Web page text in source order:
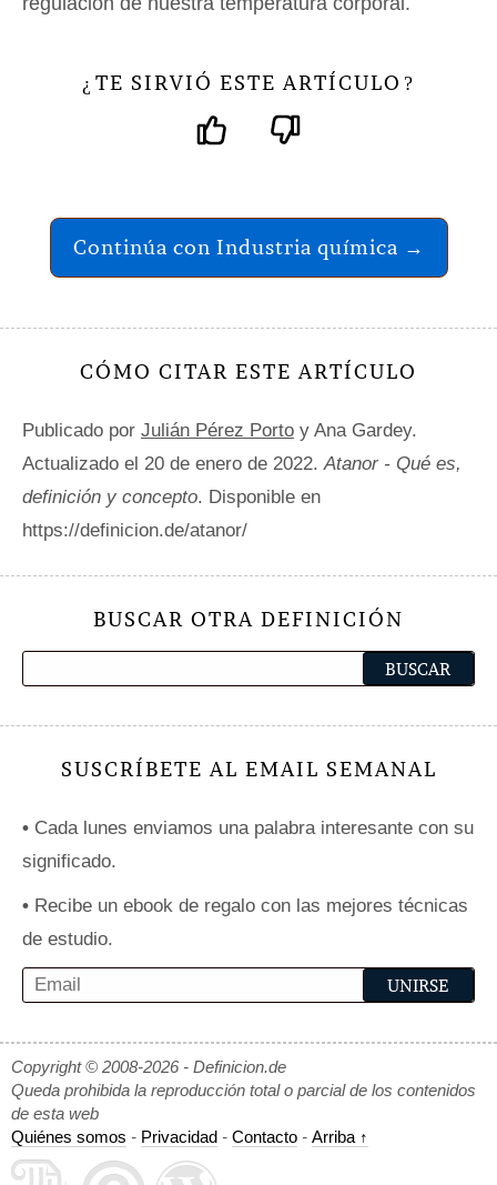
¿ TE SIRVIÓ ESTE ARTÍCULO ?
Continúa con Industria química →
CÓMO CITAR ESTE ARTÍCULO
Publicado por Julián Pérez Porto y Ana Gardey.
Actualizado el 20 de enero de 2022.Atanor - Qué es,
definición y concepto. Disponible en
https://definicion.de/atanor/
BUSCAR OTRA DEFINICIÓN
SUSCRÍBETE AL EMAIL SEMANAL
• Cada lunes enviamos una palabra interesante con su
significado.
• Recibe un ebook de regalo con las mejores técnicas
de estudio.
Copyright © 2008-2026 - Definicion.de
Queda prohibida la reproducción total o parcial de los contenidos
de esta web
Quiénes somos - Privacidad - Contacto - Arriba ↑